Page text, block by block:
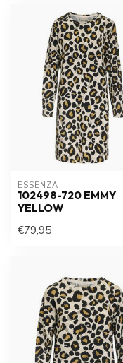
ESSENZA
102498-720 EMMY
YELLOW
€79,95